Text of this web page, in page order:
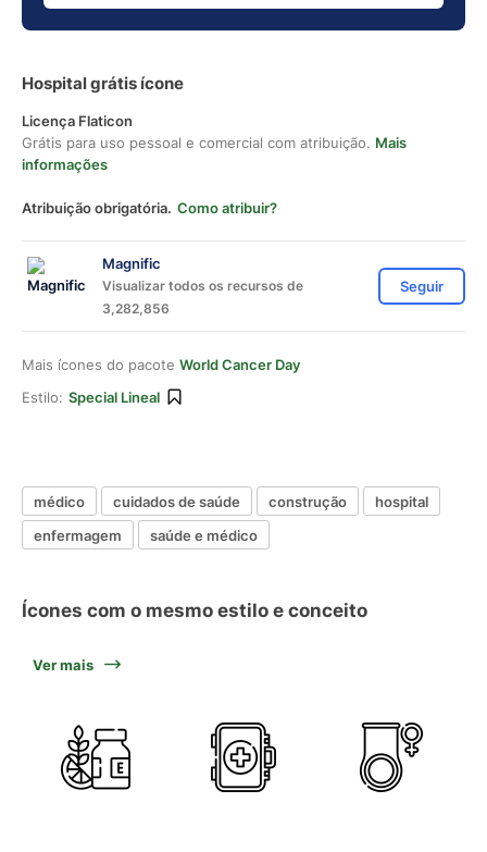
Hospital grátis ícone
Licença Flaticon
Grátis para uso pessoal e comercial com atribuição. Mais
informações
Atribuição obrigatória. Como atribuir?
Magnific
Visualizar todos os recursos de
3,282,856
Seguir
Mais ícones do pacote World Cancer Day
Estilo: Special Lineal
médico cuidados de saúde construção
hospital
enfermagem
saúde e médico
Ícones com o mesmo estilo e conceito
Ver mais